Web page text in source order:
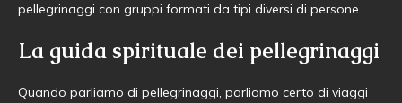
pellegrinaggi con gruppi formati da tipi diversi di persone.
La guida spirituale dei pellegrinaggi
Quando parliamo di pellegrinaggi, parliamo certo di viaggi